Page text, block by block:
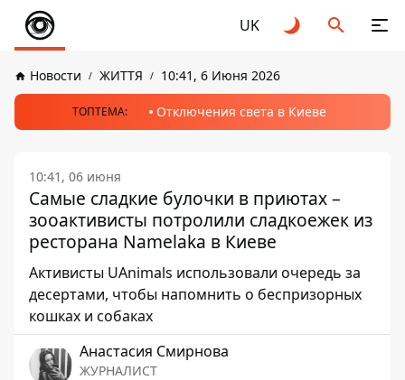
UK
Новости ЖИТТЯ 10:41, 6 Июня 2026
ТОПТЕМА: Отключения света в Киеве
10:41, 06 июня
Самые сладкие булочки в приютах –
зооактивисты потролили сладкоежек из
ресторана Namelaka в Киеве
Активисты UAnimals использовали очередь за
десертами, чтобы напомнить о беспризорных
кошках и собаках
Анастасия Смирнова
ЖУРНАЛИСТ